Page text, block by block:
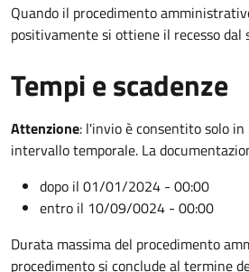
Quando il procedimento
positivamente si ottiene il recesso dal
Tempi e scadenze
Attenzione: l'invio è consentito solo
intervallo temporale. La
dopo il 01/01/2024 - 00:00
entro il 10/09/0024 - 00:00
Durata massima del procedimento
procedimento si conclude al termine